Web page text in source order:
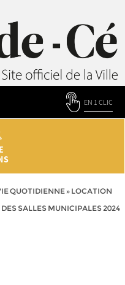
EN 1 CLIC
QUOTIDIENNE» LOCATION
DES SALLES MUNICIPALES 2024